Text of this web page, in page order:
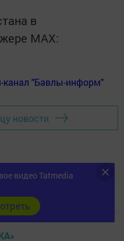
в
MАХ:
канал "Бавлы-информ"
новости
видео Tatmedia